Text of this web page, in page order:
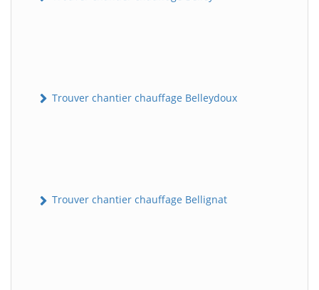
Trouver chantier chauffage Belleydoux
Trouver chantier chauffage Bellignat